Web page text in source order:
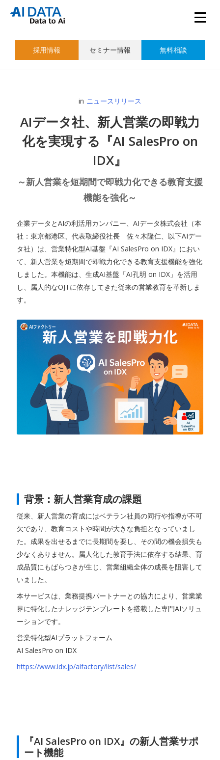
採用情報 セミナー情報 無料相談
in ニュースリリース
AIデータ社、新人営業の即戦力
化を実現する『AI SalesPro on
IDX』
～新人営業を短期間で即戦力化できる教育支援
機能を強化～
企業データとAIの利活用カンパニー、AIデータ株式会社（本
社：東京都港区、代表取締役社長 佐々木隆仁、以下AIデー
タ社）は、営業特化型AI基盤『AI SalesPro on IDX』におい
て、新人営業を短期間で即戦力化できる教育支援機能を強化
しました。本機能は、生成AI基盤「AI孔明 on IDX」を活用
し、属人的なOJTに依存してきた従来の営業教育を革新しま
す。
背景：新人営業育成の課題
従来、新人営業の育成にはベテラン社員の同行や指導が不可
欠であり、教育コストや時間が大きな負担となっていまし
た。成果を出せるまでに長期間を要し、その間の機会損失も
少なくありません。属人化した教育手法に依存する結果、育
成品質にもばらつきが生じ、営業組織全体の成長を阻害して
いました。
本サービスは、業務提携パートナーとの協力により、営業業
界に特化したナレッジテンプレートを搭載した専門AIソリュ
ーションです。
営業特化型AIプラットフォーム
AI SalesPro on IDX
https://www.idx.jp/aifactory/list/sales/
『AI SalesPro on IDX』の新人営業サポ
ート機能